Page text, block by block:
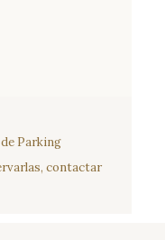
Parking
contactar